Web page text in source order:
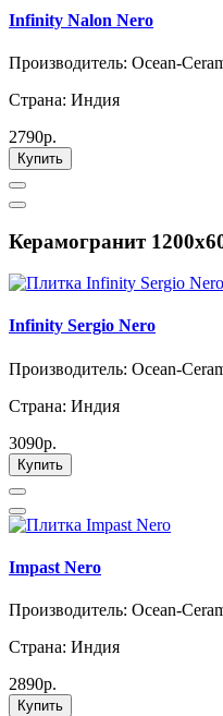
Infinity Nalon Nero
Производитель: Ocean-
Страна: Индия
2790р.
Купить
Керамогранит
Infinity Sergio Nero
Производитель: Ocean-
Страна: Индия
3090р.
Купить
Impast Nero
Производитель: Ocean-
Страна: Индия
2890р.
Купить